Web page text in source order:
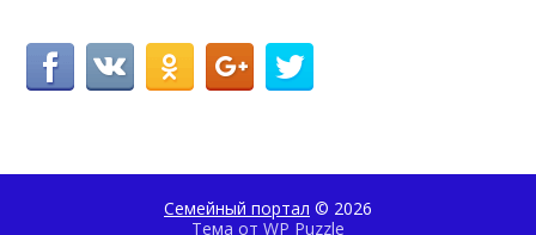
Семейный портал © 2026
Тема от WP Puzzle